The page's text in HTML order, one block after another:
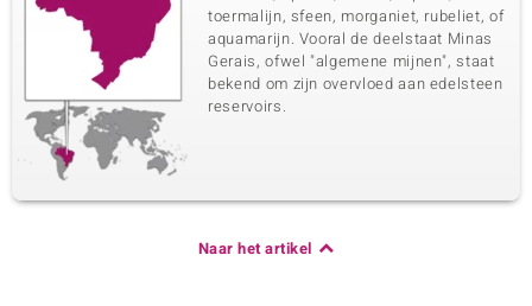
toermalijn, sfeen, morganiet, rubeliet, of
aquamarijn. Vooral de deelstaat Minas
Gerais, ofwel "algemene mijnen", staat
bekend om zijn overvloed aan edelsteen
reservoirs.
Naar het artikel